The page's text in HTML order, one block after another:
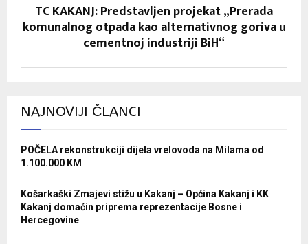
TC KAKANJ: Predstavljen projekat „Prerada
komunalnog otpada kao alternativnog goriva u
cementnoj industriji BiH“
NAJNOVIJI ČLANCI
POČELA rekonstrukciji dijela vrelovoda na Milama od
1.100.000 KM
Košarkaški Zmajevi stižu u Kakanj – Općina Kakanj i KK
Kakanj domaćin priprema reprezentacije Bosne i
Hercegovine